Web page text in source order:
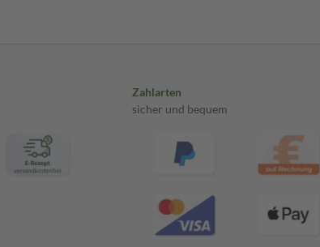
Zahlarten
sicher und bequem